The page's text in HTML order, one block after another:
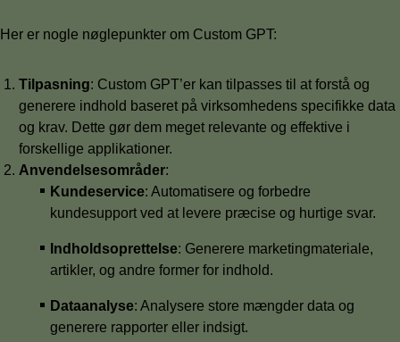
Her er nogle nøglepunkter om Custom GPT:
Tilpasning: Custom GPT’er kan tilpasses til at forstå og
generere indhold baseret på virksomhedens specifikke data
og krav. Dette gør dem meget relevante og effektive i
forskellige applikationer.
Anvendelsesområder:
Kundeservice: Automatisere og forbedre
kundesupport ved at levere præcise og hurtige svar.
Indholdsoprettelse: Generere marketingmateriale,
artikler, og andre former for indhold.
Dataanalyse: Analysere store mængder data og
generere rapporter eller indsigt.